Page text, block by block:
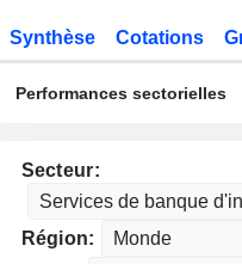
Synthèse Cotations
Performances sectorielles
Secteur:
Région: